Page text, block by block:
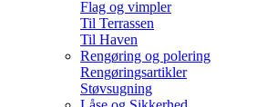
Flag og vimpler
Til Terrassen
Til Haven
Rengøring og polering
Rengøringsartikler
Støvsugning